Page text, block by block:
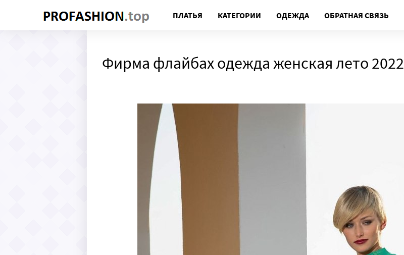
ПЛАТЬЯ КАТЕГОРИИ ОДЕЖДА ОБРАТНАЯ СВЯЗЬ
Фирма флайбах одежда женская лето 2022